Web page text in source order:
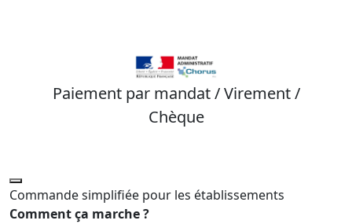
Paiement par mandat / Virement /
Chèque
Commande simplifiée pour les établissements
Comment ça marche ?